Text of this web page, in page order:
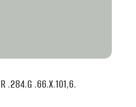
.284.G .66.X.101,6.